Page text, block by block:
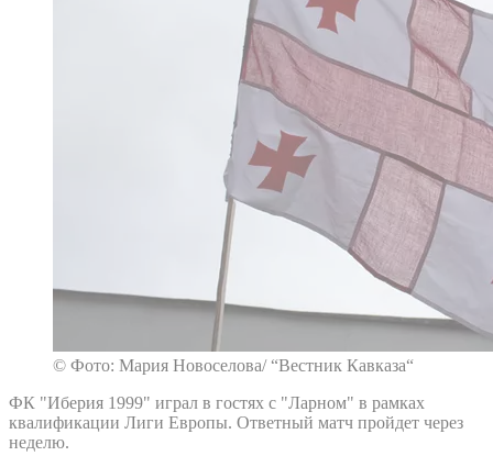
© Фото: Мария Новоселова/ “Вестник Кавказа“
ФК "Иберия 1999" играл в гостях с "Ларном" в рамках
квалификации Лиги Европы. Ответный матч пройдет через
неделю.